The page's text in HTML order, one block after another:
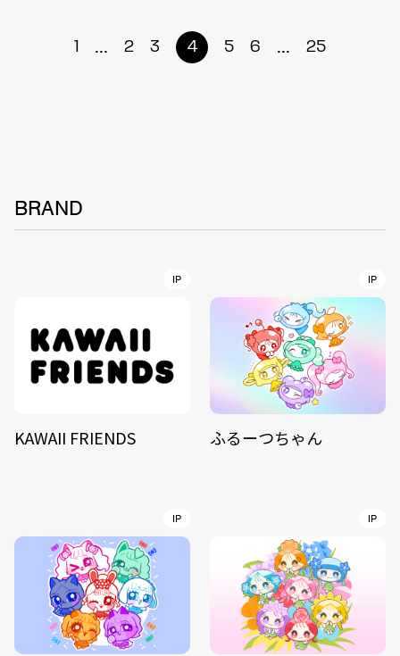
1 ... 2 3 4 5 6 ... 25
BRAND
IP
KAWAII FRIENDS
IP
ふるーつちゃん
IP IP